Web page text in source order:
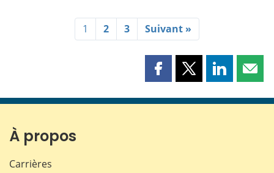
1 2 3 Suivant »
Partager
page
Partager
page
Partager
page page
À propos
Carrières